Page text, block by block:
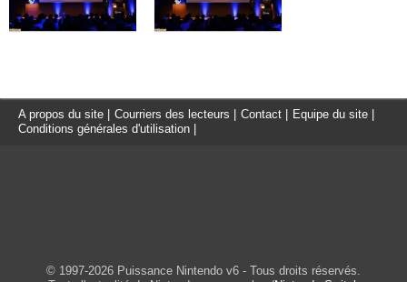
A propos du site Courriers des lecteurs Contact Equipe du site
Conditions générales d'utilisation
© 1997-2026 Puissance Nintendo v6 - Tous droits réservés.